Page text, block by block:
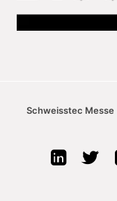
Schweisstec Messe